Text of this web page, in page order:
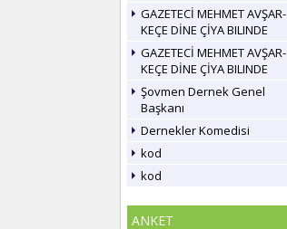
GAZETECİ MEHMET AVŞAR-
KEÇE DİNE ÇİYA BILINDE
GAZETECİ MEHMET AVŞAR-
KEÇE DİNE ÇİYA BILINDE
Şovmen Dernek Genel
Başkanı
Dernekler Komedisi
kod
kod
ANKET